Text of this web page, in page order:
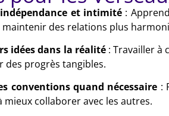
et intimité:
maintenir des relations plus
idées dans la réalité: Travailler à
des progrès tangibles.
conventions quand nécessaire :
mieux collaborer avec les autres.